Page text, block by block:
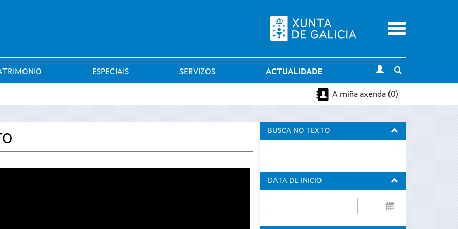
Menu
ESPECIAIS SERVIZOS ACTUALIDADE
search
A miña axenda (0)
BUSCA NO TEXTO
DATA DE INICIO
de